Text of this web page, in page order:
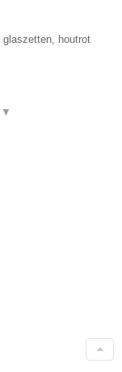
glaszetten, houtrot
▼